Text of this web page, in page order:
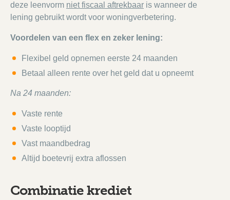
deze leenvorm niet fiscaal aftrekbaar is wanneer de
lening gebruikt wordt voor woningverbetering.
Voordelen van een flex en zeker lening:
Flexibel geld opnemen eerste 24 maanden
Betaal alleen rente over het geld dat u opneemt
Na 24 maanden:
Vaste rente
Vaste looptijd
Vast maandbedrag
Altijd boetevrij extra aflossen
Combinatie krediet